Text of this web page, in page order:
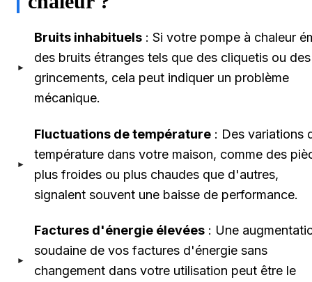
Bruits inhabituels : Si votre pompe à chaleur
des bruits étranges tels que des cliquetis ou des
grincements, cela peut indiquer un problème
mécanique.
Fluctuations de température : Des variations
température dans votre maison, comme des
plus froides ou plus chaudes que d'autres,
signalent souvent une baisse de performance.
Factures d'énergie élevées : Une
soudaine de vos factures d'énergie sans
changement dans votre utilisation peut être le